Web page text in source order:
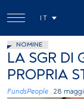
IT
NOMINE
LA SGR DI
PROPRIA
FundsPeople . 28